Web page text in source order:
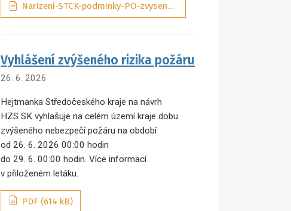
Narizeni-STCK-podminky-PO-zvysene-nebezpeci-pozaru-01-2025-ASPI_tObrJIM, PDF (131 kB)
Vyhlášení zvýšeného rizika požáru
26. 6. 2026
Hejtmanka Středočeského kraje na návrh
HZS SK vyhlašuje na celém území kraje dobu
zvýšeného nebezpečí požáru na období
od 26. 6. 2026 00:00 hodin
do 29. 6. 00:00 hodin. Více informací
v přiloženém letáku.
PDF (614 kB)